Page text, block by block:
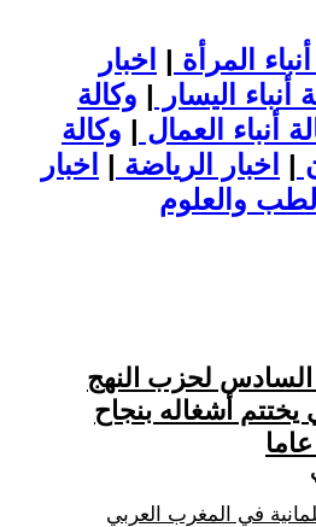
المرأة | اخبار
أنباء اليسار | وكالة
أنباء العمال | وكالة
| اخبار الرياضة | اخبار
السادس لحزب النهج
يختتم أشغاله بنجاح
في المغرب العربي